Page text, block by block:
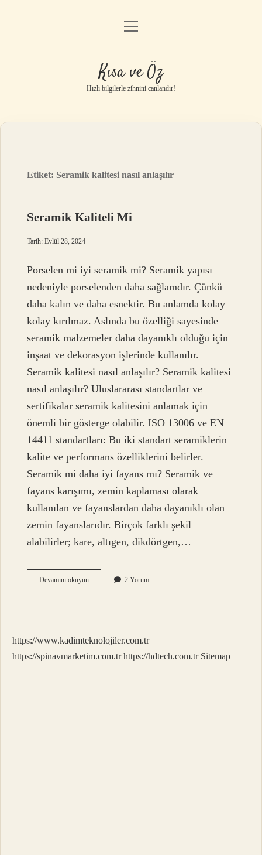
Anasayfa
Gizlilik Politikası
Yasal Uyarı
menüyü
Kısa ve Öz
Hızlı bilgilerle zihnini canlandır!
Etiket: Seramik kalitesi nasıl anlaşılır
Seramik Kaliteli Mi
Tarih: Eylül 28, 2024
Porselen mi iyi seramik mi? Seramik yapısı
nedeniyle porselenden daha sağlamdır. Çünkü
daha kalın ve daha esnektir. Bu anlamda kolay
kolay kırılmaz. Aslında bu özelliği sayesinde
seramik malzemeler daha dayanıklı olduğu için
inşaat ve dekorasyon işlerinde kullanılır.
Seramik kalitesi nasıl anlaşılır? Seramik kalitesi
nasıl anlaşılır? Uluslararası standartlar ve
sertifikalar seramik kalitesini anlamak için
önemli bir gösterge olabilir. ISO 13006 ve EN
14411 standartları: Bu iki standart seramiklerin
kalite ve performans özelliklerini belirler.
Seramik mi daha iyi fayans mı? Seramik ve
fayans karışımı, zemin kaplaması olarak
kullanılan ve fayanslardan daha dayanıklı olan
zemin fayanslarıdır. Birçok farklı şekil
alabilirler; kare, altıgen, dikdörtgen,…
Devamını okuyunSeramik
Kaliteli
2 Yorum
https://www.kadimteknolojiler.com.tr
https://spinavmarketim.com.tr https://hdtech.com.tr Sitemap